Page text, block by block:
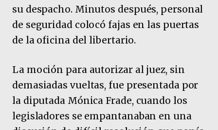
su despacho. Minutos después, personal
de seguridad colocó fajas en las puertas
de la oficina del libertario.
La moción para autorizar al juez, sin
demasiadas vueltas, fue presentada por
la diputada Mónica Frade, cuando los
legisladores se empantanaban en una